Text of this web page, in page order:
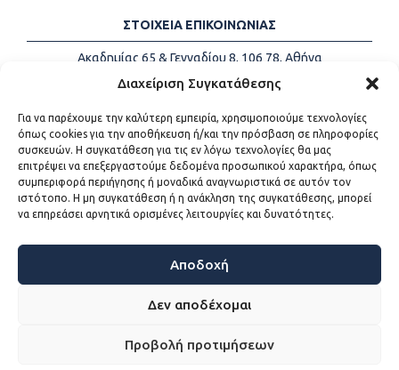
Διαχείριση Συγκατάθεσης
Για να παρέχουμε την καλύτερη εμπειρία, χρησιμοποιούμε τεχνολογίες
όπως cookies για την αποθήκευση ή/και την πρόσβαση σε πληροφορίες
συσκευών. Η συγκατάθεση για τις εν λόγω τεχνολογίες θα μας
επιτρέψει να επεξεργαστούμε δεδομένα προσωπικού χαρακτήρα, όπως
συμπεριφορά περιήγησης ή μοναδικά αναγνωριστικά σε αυτόν τον
ιστότοπο. Η μη συγκατάθεση ή η ανάκληση της συγκατάθεσης, μπορεί
να επηρεάσει αρνητικά ορισμένες λειτουργίες και δυνατότητες.
Αποδοχή
Δεν αποδέχομαι
Προβολή προτιμήσεων
ΣΤΟΙΧΕΙΑ ΕΠΙΚΟΙΝΩΝΙΑΣ
Ακαδημίας 65 & Γενναδίου 8, 106 78, Αθήνα
Τηλέφωνα:
+30 213-2147500
Email:
info@kede.gr
ΧΡΗΣΙΜΟΙ ΣΥΝΔΕΣΜΟΙ
Η ΚΕΔΕ
Sitemap
Προσβασιμότητα
Όροι χρήσης
WEB DEVELOPMENT BY ΕΓΚΡΙΤΟΣ GROUP - ΣΥΝΕΡΓΑΣΙΑ Α.Ε.